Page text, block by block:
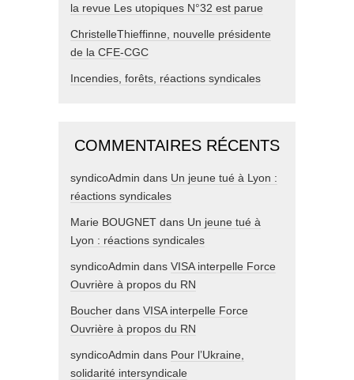
la revue Les utopiques N°32 est parue
ChristelleThieffinne, nouvelle présidente
de la CFE-CGC
Incendies, forêts, réactions syndicales
COMMENTAIRES RÉCENTS
syndicoAdmin dans Un jeune tué à Lyon :
réactions syndicales
Marie BOUGNET dans Un jeune tué à
Lyon : réactions syndicales
syndicoAdmin dans VISA interpelle Force
Ouvrière à propos du RN
Boucher dans VISA interpelle Force
Ouvrière à propos du RN
syndicoAdmin dans Pour l’Ukraine,
solidarité intersyndicale